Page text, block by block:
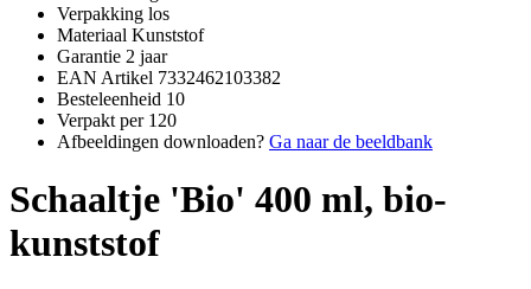
Verpakking los
Materiaal Kunststof
Garantie 2 jaar
EAN Artikel 7332462103382
Besteleenheid 10
Verpakt per 120
Afbeeldingen downloaden? Ga naar de beeldbank
Schaaltje 'Bio' 400 ml, bio-
kunststof